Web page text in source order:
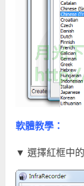
軟體教學：
▼ 選擇紅框中